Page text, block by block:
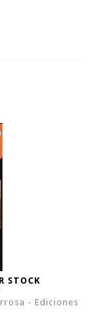
STOCK
- Ediciones